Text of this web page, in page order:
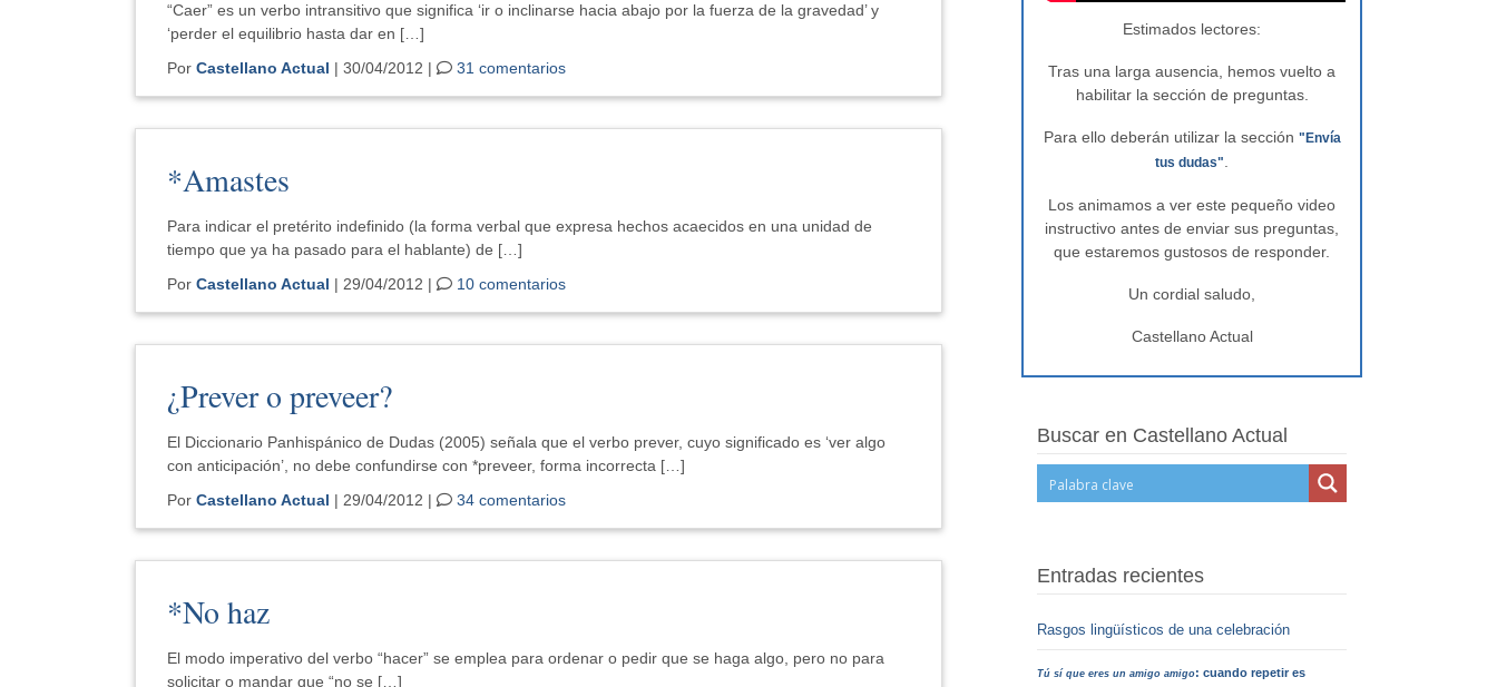
“Caer” es un verbo intransitivo que significa ‘ir o inclinarse hacia abajo por la fuerza de la gravedad’ y
‘perder el equilibrio hasta dar en […]
Por Castellano Actual | 30/04/2012 | 31 comentarios
*Amastes
Para indicar el pretérito indefinido (la forma verbal que expresa hechos acaecidos en una unidad de
tiempo que ya ha pasado para el hablante) de […]
Por Castellano Actual | 29/04/2012 | 10 comentarios
¿Prever o preveer?
El Diccionario Panhispánico de Dudas (2005) señala que el verbo prever, cuyo significado es ‘ver algo
con anticipación’, no debe confundirse con *preveer, forma incorrecta […]
Por Castellano Actual | 29/04/2012 | 34 comentarios
*No haz
El modo imperativo del verbo “hacer” se emplea para ordenar o pedir que se haga algo, pero no para
solicitar o mandar que “no se […]
Estimados lectores:
Tras una larga ausencia, hemos vuelto a
habilitar la sección de preguntas.
Para ello deberán utilizar la sección "Envía
tus dudas"
Los animamos a ver este pequeño video
instructivo antes de enviar sus preguntas,
que estaremos gustosos de responder.
Un cordial saludo,
Castellano Actual
Buscar en Castellano Actual
Entradas recientes
Rasgos lingüísticos de una celebración
Tú sí que eres un amigo amigo: cuando repetir es